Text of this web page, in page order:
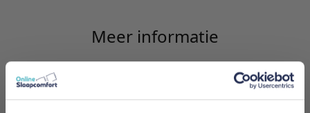
Meer informatie
Merk